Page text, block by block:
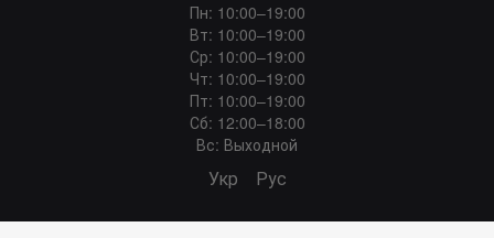
Пн: 10:00–19:00
Вт: 10:00–19:00
Ср: 10:00–19:00
Чт: 10:00–19:00
Пт: 10:00–19:00
Сб: 12:00–18:00
Вс: Выходной
Укр Рус